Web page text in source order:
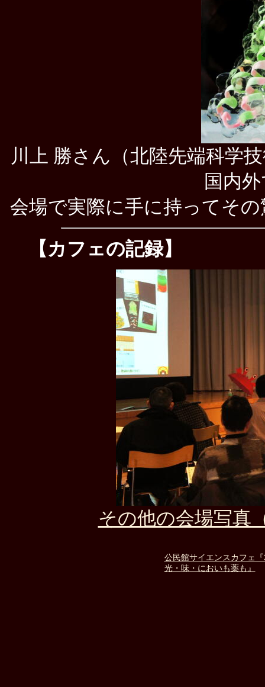
川上 勝さん（北陸先端科学
国内
会場で実際に手に持ってそ
【カフェの記録】
その他の会場写真
公民館サイエンスカフェ
光・味・においも薬も』